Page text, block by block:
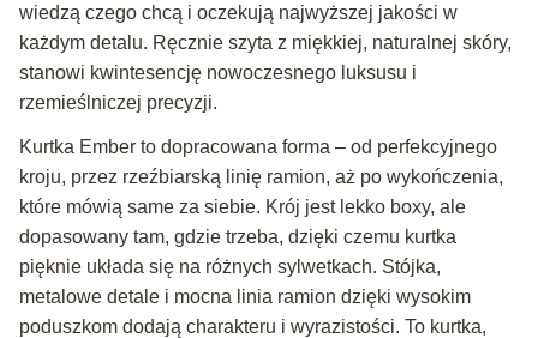
wiedzą czego chcą i oczekują najwyższej jakości w
każdym detalu. Ręcznie szyta z miękkiej, naturalnej skóry,
stanowi kwintesencję nowoczesnego luksusu i
rzemieślniczej precyzji.
Kurtka Ember to dopracowana forma – od perfekcyjnego
kroju, przez rzeźbiarską linię ramion, aż po wykończenia,
które mówią same za siebie. Krój jest lekko boxy, ale
dopasowany tam, gdzie trzeba, dzięki czemu kurtka
pięknie układa się na różnych sylwetkach. Stójka,
metalowe detale i mocna linia ramion dzięki wysokim
poduszkom dodają charakteru i wyrazistości. To kurtka,